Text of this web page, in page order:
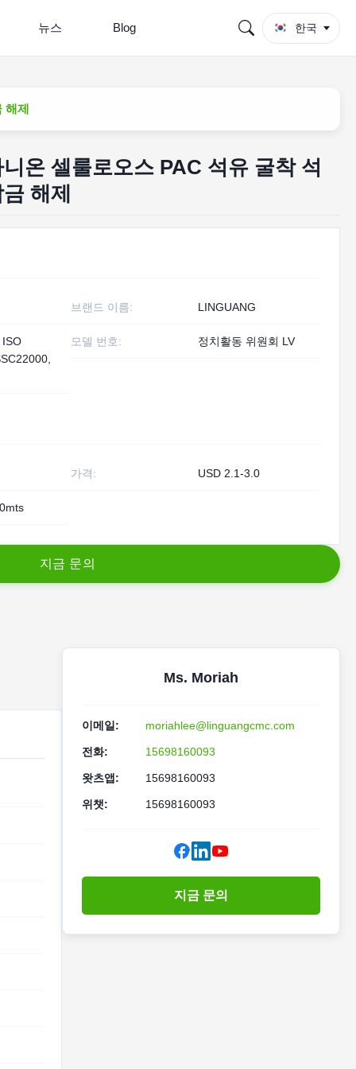
뉴스 Blog 한국
해제
온 셀룰로오스 PAC 석유 굴착 석
해제
브랜드 이름: LINGUANG
ISO
모델 번호: 정치활동 위원회 LV
가격: USD 2.1-3.0
지 금 문의
Ms. Moriah
이메일: moriahlee@linguangcmc.com
전화: 15698160093
왓츠앱: 15698160093
위챗: 15698160093
지금 문의